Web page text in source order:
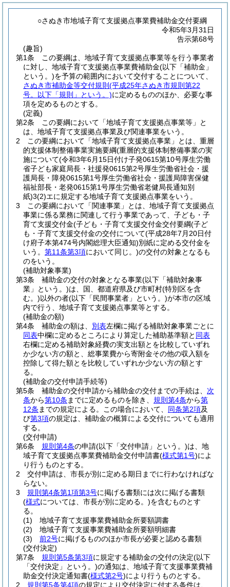
○さぬき市地域子育て支援拠点事業費補助金交付要綱
令和5年3月31日
告示第68号
(趣旨)
第1条
この要綱は、地域子育て支援拠点事業等を行う事業者
に対し、地域子育て支援拠点事業費補助金(以下「補助金」
という。)を予算の範囲内において交付することについて、
さぬき市補助金等交付規則 (平成25年さぬき市規則第22
号。以下「規則」という。)に定めるもののほか、必要な事
項を定めるものとする。
(定義)
第2条
この要綱において「地域子育て支援拠点事業等」と
は、地域子育て支援拠点事業及び関連事業をいう。
2
この要綱において「地域子育て支援拠点事業」とは、重層
的支援体制整備事業実施要綱(重層的支援体制整備事業の実
施について(令和3年6月15日付け子発0615第10号厚生労働
省子ども家庭局長・社援発0615第2号厚生労働省社会・援
護局長・障発0615第1号厚生労働省社会・援護局障害保健
福祉部長・老発0615第1号厚生労働省老健局長通知別
紙)3(2)エに規定する地域子育て支援拠点事業をいう。
3
この要綱において「関連事業」とは、地域子育て支援拠点
事業に係る業務に関連して行う事業であって、子ども・子
育て支援交付金(子ども・子育て支援交付金交付要綱(子ど
も・子育て支援交付金の交付について(平成28年7月20日付
け府子本第474号内閣総理大臣通知)別紙に定める交付金を
いう。 第11条第3項において同じ。)の交付の対象となるも
のをいう。
(補助対象事業)
第3条
補助金の交付の対象となる事業(以下「補助対象事
業」という。)は、国、都道府県及び市町村(特別区を含
む。)以外の者(以下「民間事業者」という。)が本市の区域
内で行う、地域子育て支援拠点事業等とする。
(補助金の額)
第4条
補助金の額は、 別表左欄に掲げる補助対象事業ごとに
同表中欄に定めるところにより算定した補助基準額と 同表
右欄に定める補助対象経費の実支出額とを比較していずれ
か少ない方の額と、総事業費から寄附金その他の収入額を
控除して得た額とを比較していずれか少ない方の額とす
る。
(補助金の交付申請手続等)
第5条
補助金の交付申請から補助金の交付までの手続は、 次
条から第10条 までに定めるものを除き、 規則第4条から第
12条 までの規定による。 この場合において、 同条第2項及
び第3項の規定は、補助金の概算による交付についても適用
する。
(交付申請)
第6条
規則第4条の申請(以下「交付申請」という。)は、地
域子育て支援拠点事業費補助金交付申請書(様式第1号)によ
り行うものとする。
2
交付申請は、市長が別に定める期日までに行わなければな
らない。
3
規則第4条第1項第3号に掲げる書類には次に掲げる書類
(様式については、市長が別に定める。)を含むものとす
る。
(1)
地域子育て支援事業費補助金所要額調書
(2)
地域子育て支援事業費補助金所要額明細書
(3)
前2号に掲げるもののほか市長が必要と認める書類
(交付決定)
第7条
規則第5条第3項に規定する補助金の交付の決定(以下
「交付決定」という。)の通知は、地域子育て支援事業費補
助金交付決定通知書(様式第2号)により行うものとする。
2
規則第5条第4項の規定により交付決定に付する条件は、